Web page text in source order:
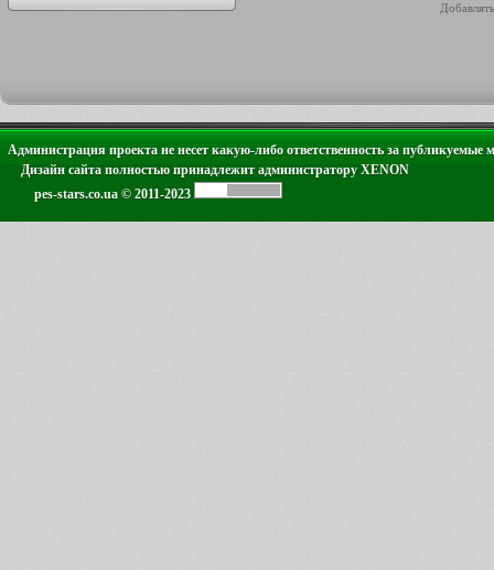
Администрация проекта не несет какую-либо ответственность за публикуемые
Дизайн сайта полностью принадлежит администратору XENON
pes-stars.co.ua © 2011-2023